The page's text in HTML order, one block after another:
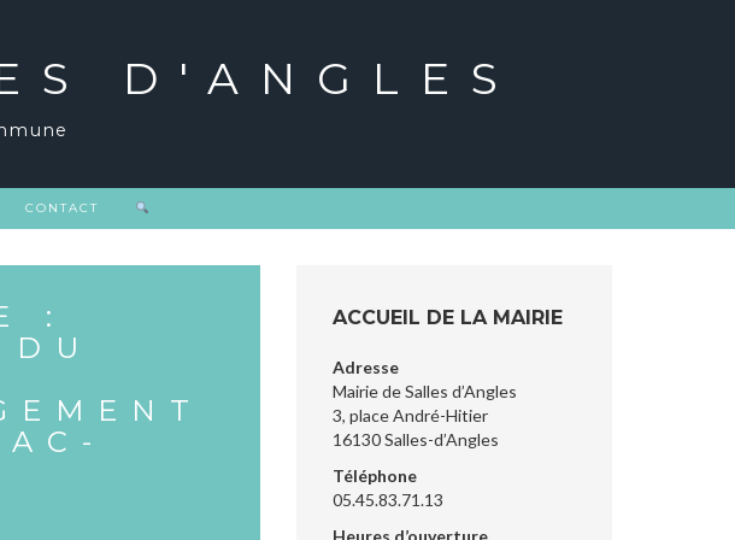
D'ANGLES
CONTACT
:
ACCUEIL DE LA MAIRIE
Adresse
Mairie de Salles d’Angles
3, place André-Hitier
16130 Salles-d’Angles
Téléphone
05.45.83.71.13
Heures d’ouverture